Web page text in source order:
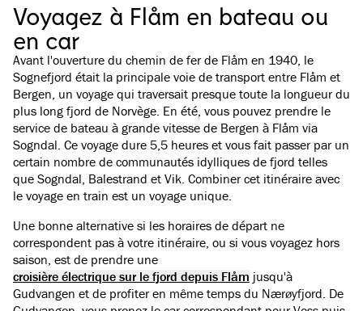
Voyagez à Flåm en bateau ou
en car
Avant l'ouverture du chemin de fer de Flåm en 1940, le
Sognefjord était la principale voie de transport entre Flåm et
Bergen, un voyage qui traversait presque toute la longueur du
plus long fjord de Norvège. En été, vous pouvez prendre le
service de bateau à grande vitesse de Bergen à Flåm via
Sogndal. Ce voyage dure 5,5 heures et vous fait passer par un
certain nombre de communautés idylliques de fjord telles
que Sogndal, Balestrand et Vik. Combiner cet itinéraire avec
le voyage en train est un voyage unique.
Une bonne alternative si les horaires de départ ne
correspondent pas à votre itinéraire, ou si vous voyagez hors
saison, est de prendre une
croisière électrique sur le fjord depuis Flåm jusqu'à
Gudvangen et de profiter en même temps du Nærøyfjord. De